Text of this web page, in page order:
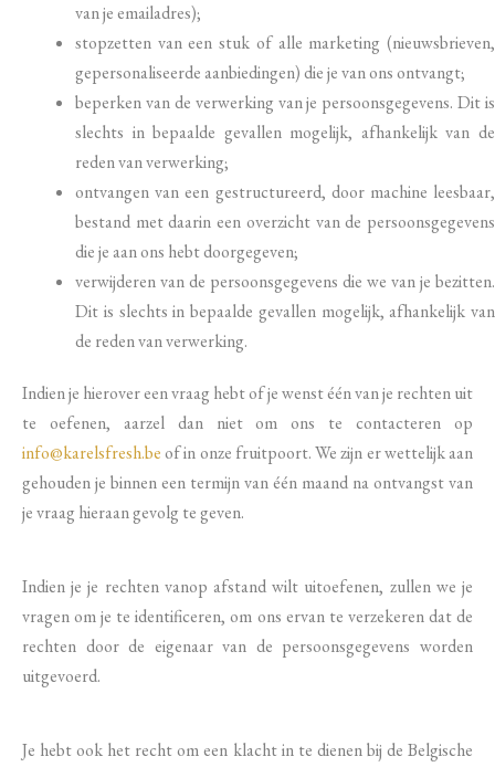
van je emailadres);
stopzetten van een stuk of alle marketing (nieuwsbrieven,
gepersonaliseerde aanbiedingen) die je van ons ontvangt;
beperken van de verwerking van je persoonsgegevens. Dit is
slechts in bepaalde gevallen mogelijk, afhankelijk van de
reden van verwerking;
ontvangen van een gestructureerd, door machine leesbaar,
bestand met daarin een overzicht van de persoonsgegevens
die je aan ons hebt doorgegeven;
verwijderen van de persoonsgegevens die we van je bezitten.
Dit is slechts in bepaalde gevallen mogelijk, afhankelijk van
de reden van verwerking.
Indien je hierover een vraag hebt of je wenst één van je rechten uit
te oefenen, aarzel dan niet om ons te contacteren op
info@karelsfresh.beof in onze fruitpoort. We zijn er wettelijk aan
gehouden je binnen een termijn van één maand na ontvangst van
je vraag hieraan gevolg te geven.
Indien je je rechten vanop afstand wilt uitoefenen, zullen we je
vragen om je te identificeren, om ons ervan te verzekeren dat de
rechten door de eigenaar van de persoonsgegevens worden
uitgevoerd.
Je hebt ook het recht om een klacht in te dienen bij de Belgische